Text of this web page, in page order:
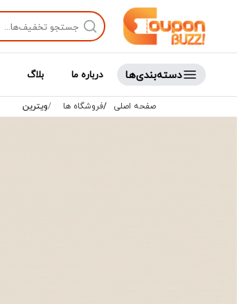
دسته‌بندی‌ها درباره ما بلاگ
صفحه اصلی فروشگاه ها ویترین